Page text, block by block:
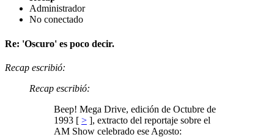
Administrador
No conectado
Re: 'Oscuro' es poco decir.
Recap escribió:
Recap escribió:
Beep! Mega Drive, edición de Octubre de
1993 [ > ], extracto del reportaje sobre el
AM Show celebrado ese Agosto: